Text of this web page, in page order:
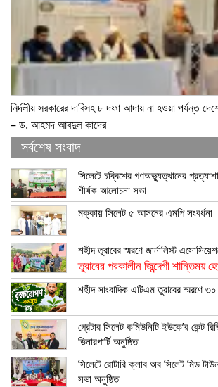
নির্দলীয় সরকারের দাবিসহ ৮ দফা আদায় না হওয়া পর্যন্ত
– ড. আহমদ আবদুল কাদের
সর্বশেষ সংবাদ
সিলেটে চব্বিশের গণঅভ্যুত্থানের
শীর্ষক আলোচনা সভা
মক্কায় সিলেট ৫ আসনের এমপি সংবর্ধনা
শহীদ তুরাবের স্মরণে জার্নালিস্ট
তুরাবের পরকালীন জিন্দেগী
শহীদ সাংবাদিক এটিএম তুরাবের স্মরণে
গ্রেটার সিলেট কমিউনিটি ইউকে’র কেন্ট
ডিনারপার্টি অনুষ্ঠিত
সিলেটে রোটারি ক্লাব অব সিলেট মিড
সভা অনুষ্ঠিত